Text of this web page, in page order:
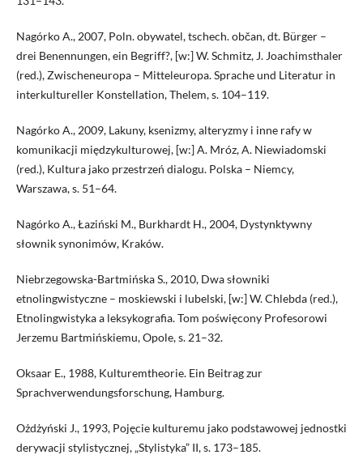
Nagórko A., 2007, Poln. obywatel, tschech. občan, dt. Bürger –
drei Benennungen, ein Begriff?, [w:] W. Schmitz, J. Joachimsthaler
(red.), Zwischeneuropa – Mitteleuropa. Sprache und Literatur in
interkultureller Konstellation, Thelem, s. 104–119.
Nagórko A., 2009, Lakuny, ksenizmy, alteryzmy i inne rafy w
komunikacji międzykulturowej, [w:] A. Mróz, A. Niewiadomski
(red.), Kultura jako przestrzeń dialogu. Polska – Niemcy,
Warszawa, s. 51–64.
Nagórko A., Łaziński M., Burkhardt H., 2004, Dystynktywny
słownik synonimów, Kraków.
Niebrzegowska-Bartmińska S., 2010, Dwa słowniki
etnolingwistyczne – moskiewski i lubelski, [w:] W. Chlebda (red.),
Etnolingwistyka a leksykografia. Tom poświęcony Profesorowi
Jerzemu Bartmińskiemu, Opole, s. 21–32.
Oksaar E., 1988, Kulturemtheorie. Ein Beitrag zur
Sprachverwendungsforschung, Hamburg.
Ożdżyński J., 1993, Pojęcie kulturemu jako podstawowej jednostki
derywacji stylistycznej, „Stylistyka” II, s. 173–185.